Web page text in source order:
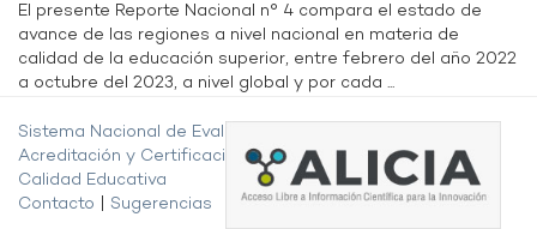
El presente Reporte Nacional n° 4 compara el estado de
avance de las regiones a nivel nacional en materia de
calidad de la educación superior, entre febrero del año 2022
a octubre del 2023, a nivel global y por cada ...
Sistema Nacional de Evaluación,
Acreditación y Certificación de la
Calidad Educativa
Contacto
Sugerencias